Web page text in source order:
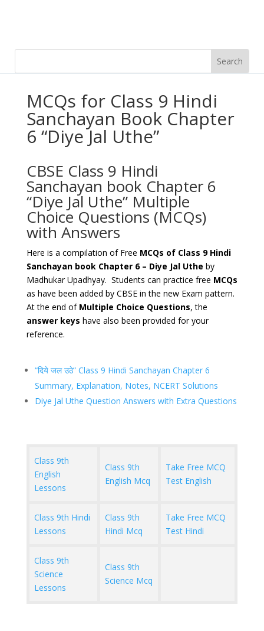
MCQs for Class 9 Hindi
Sanchayan Book Chapter
6 “Diye Jal Uthe”
CBSE Class 9 Hindi
Sanchayan book Chapter 6
“Diye Jal Uthe” Multiple
Choice Questions (MCQs)
with Answers
Here is a compilation of Free MCQs of Class 9 Hindi
Sanchayan book Chapter 6 – Diye‌ ‌Jal‌ ‌Uthe by
Madhukar Upadhyay. Students can practice free MCQs
as have been added by CBSE in the new Exam pattern.
At the end of Multiple Choice Questions, the
answer keys have also been provided for your
reference.
“दिये जल उठे” Class 9 Hindi Sanchayan Chapter 6
Summary, Explanation, Notes, NCERT Solutions
Diye Jal Uthe Question Answers with Extra Questions
Class 9th
English
Lessons
Class 9th
English Mcq
Take Free MCQ
Test English
Class 9th Hindi
Lessons
Class 9th
Hindi Mcq
Take Free MCQ
Test Hindi
Class 9th
Science
Lessons
Class 9th
Science Mcq